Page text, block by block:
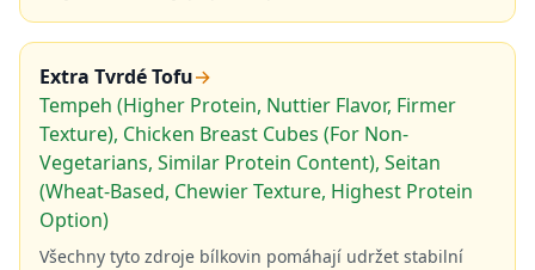
Extra Tvrdé Tofu→
Tempeh (Higher Protein, Nuttier Flavor, Firmer
Texture), Chicken Breast Cubes (For Non-
Vegetarians, Similar Protein Content), Seitan
(Wheat-Based, Chewier Texture, Highest Protein
Option)
Všechny tyto zdroje bílkovin pomáhají udržet stabilní